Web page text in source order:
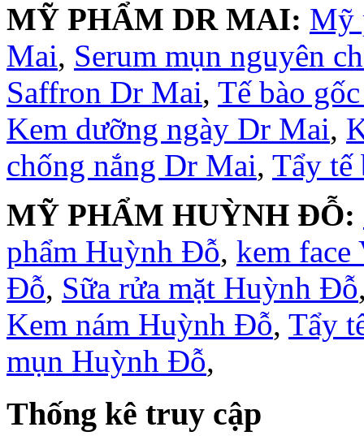
MỸ PHẨM DR MAI: Mỹ
Mai, Serum mụn nguyên
Saffron Dr Mai, Tế bào
Kem dưỡng ngày Dr Mai,
chống nắng Dr Mai, Tẩy tế
MỸ PHẨM HUỲNH ĐỖ:
phẩm Huỳnh Đỗ, kem
Đỗ, Sữa rửa mặt Huỳnh Đỗ
Kem nám Huỳnh Đỗ, Tẩy
mụn Huỳnh Đỗ,
Thống kê truy cập